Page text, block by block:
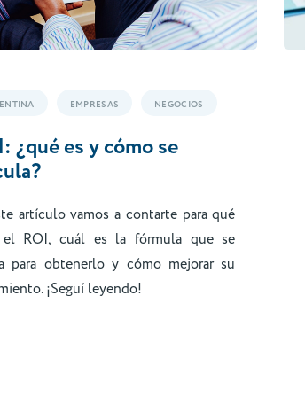
EMPRESAS NEGOCIOS
¿qué es y cómo se
artículo vamos a contarte para qué
el ROI, cuál es la fórmula que se
para obtenerlo y cómo mejorar su
¡Seguí leyendo!